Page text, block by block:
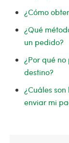
¿Cómo
¿Qué
un pedido?
¿Por qué
destino?
¿Cuáles
enviar mi